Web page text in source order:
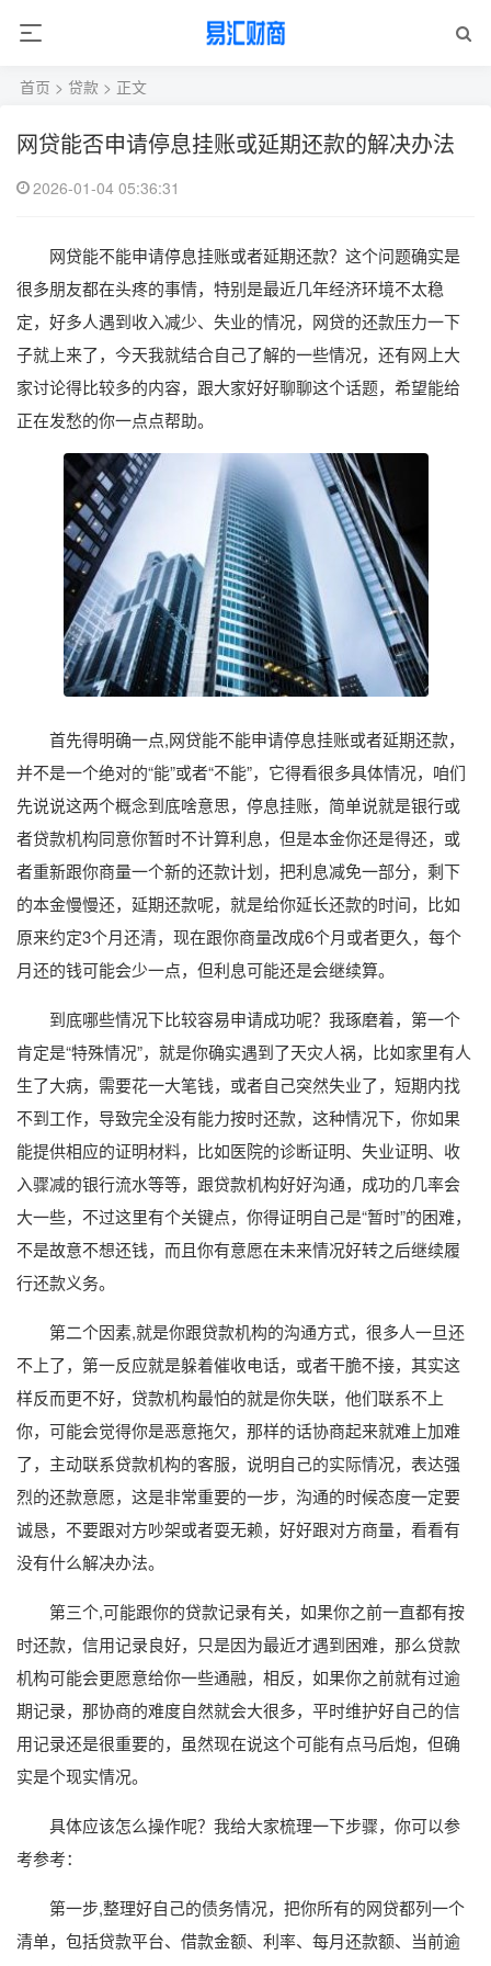
首页 > 贷款 > 正文
网贷能否申请停息挂账或延期还款的解决办法
2026-01-04 05:36:31
网贷能不能申请停息挂账或者延期还款？这个问题确实是
很多朋友都在头疼的事情，特别是最近几年经济环境不太稳
定，好多人遇到收入减少、失业的情况，网贷的还款压力一下
子就上来了，今天我就结合自己了解的一些情况，还有网上大
家讨论得比较多的内容，跟大家好好聊聊这个话题，希望能给
正在发愁的你一点点帮助。
首先得明确一点,网贷能不能申请停息挂账或者延期还款，
并不是一个绝对的“能”或者“不能”，它得看很多具体情况，咱们
先说说这两个概念到底啥意思，停息挂账，简单说就是银行或
者贷款机构同意你暂时不计算利息，但是本金你还是得还，或
者重新跟你商量一个新的还款计划，把利息减免一部分，剩下
的本金慢慢还，延期还款呢，就是给你延长还款的时间，比如
原来约定3个月还清，现在跟你商量改成6个月或者更久，每个
月还的钱可能会少一点，但利息可能还是会继续算。
到底哪些情况下比较容易申请成功呢？我琢磨着，第一个
肯定是“特殊情况”，就是你确实遇到了天灾人祸，比如家里有人
生了大病，需要花一大笔钱，或者自己突然失业了，短期内找
不到工作，导致完全没有能力按时还款，这种情况下，你如果
能提供相应的证明材料，比如医院的诊断证明、失业证明、收
入骤减的银行流水等等，跟贷款机构好好沟通，成功的几率会
大一些，不过这里有个关键点，你得证明自己是“暂时”的困难，
不是故意不想还钱，而且你有意愿在未来情况好转之后继续履
行还款义务。
第二个因素,就是你跟贷款机构的沟通方式，很多人一旦还
不上了，第一反应就是躲着催收电话，或者干脆不接，其实这
样反而更不好，贷款机构最怕的就是你失联，他们联系不上
你，可能会觉得你是恶意拖欠，那样的话协商起来就难上加难
了，主动联系贷款机构的客服，说明自己的实际情况，表达强
烈的还款意愿，这是非常重要的一步，沟通的时候态度一定要
诚恳，不要跟对方吵架或者耍无赖，好好跟对方商量，看看有
没有什么解决办法。
第三个,可能跟你的贷款记录有关，如果你之前一直都有按
时还款，信用记录良好，只是因为最近才遇到困难，那么贷款
机构可能会更愿意给你一些通融，相反，如果你之前就有过逾
期记录，那协商的难度自然就会大很多，平时维护好自己的信
用记录还是很重要的，虽然现在说这个可能有点马后炮，但确
实是个现实情况。
具体应该怎么操作呢？我给大家梳理一下步骤，你可以参
考参考：
第一步,整理好自己的债务情况，把你所有的网贷都列一个
清单，包括贷款平台、借款金额、利率、每月还款额、当前逾